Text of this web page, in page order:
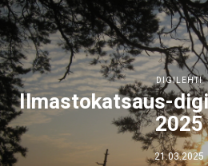
DIGILEHTI
Ilmastokatsaus-
2025
21.03.2025